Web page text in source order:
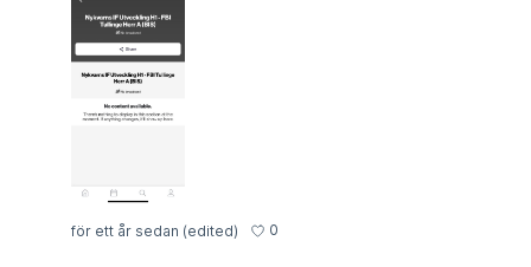
för ett år sedan (edited) 0